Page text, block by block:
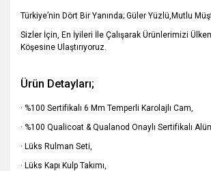
Türkiye’nin Dört Bir Yanında; Güler Yüzlü,Mutlu
Sizler İçin, En İyileri İle Çalışarak Ürünlerimizi
Köşesine Ulaştırıyoruz.
Ürün Detayları;
· %100 Sertifikalı 6 Mm Temperli Karolajlı Cam,
· %100 Qualicoat & Qualanod Onaylı Sertifikalı
· Lüks Rulman Seti,
· Lüks Kapı Kulp Takımı,